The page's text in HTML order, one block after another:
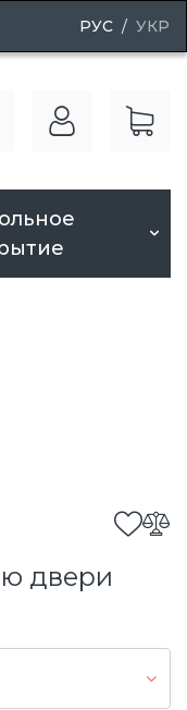
РУС УКР
двери